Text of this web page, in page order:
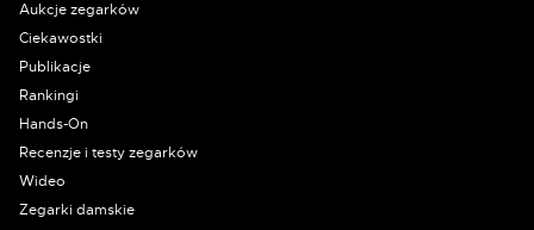
Aukcje zegarków
Ciekawostki
Publikacje
Rankingi
Hands-On
Recenzje i testy zegarków
Wideo
Zegarki damskie